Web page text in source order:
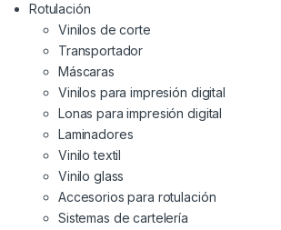
Rotulación
Vinilos de corte
Transportador
Máscaras
Vinilos para impresión digital
Lonas para impresión digital
Laminadores
Vinilo textil
Vinilo glass
Accesorios para rotulación
Sistemas de cartelería